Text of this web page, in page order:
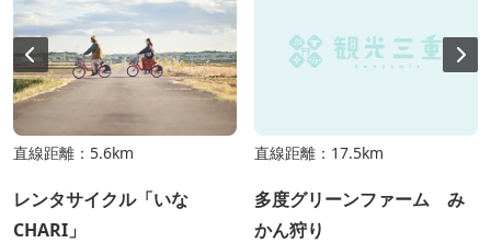
直線距離：5.6km
レンタサイクル「いな
CHARI」
直線距離：17.5km
多度グリーンファーム み
かん狩り